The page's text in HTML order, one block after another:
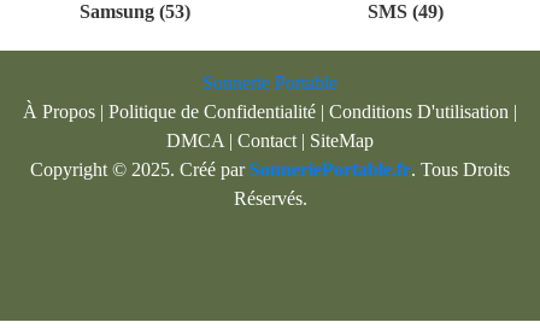
Samsung (53) SMS (49)
Sonnerie Portable
À Propos | Politique de Confidentialité | Conditions D'utilisation |
DMCA | Contact | SiteMap
Copyright © 2025. Créé parSonneriePortable.fr. Tous Droits
Réservés.